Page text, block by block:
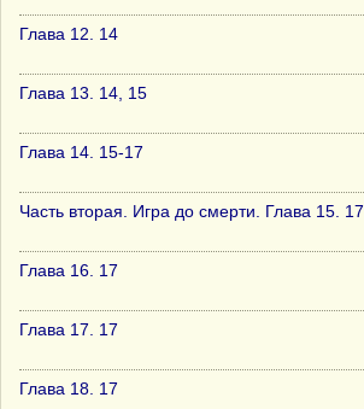
Глава 12. 14
Глава 13. 14, 15
Глава 14. 15-17
Часть вторая. Игра до смерти. Глава 15. 17
Глава 16. 17
Глава 17. 17
Глава 18. 17